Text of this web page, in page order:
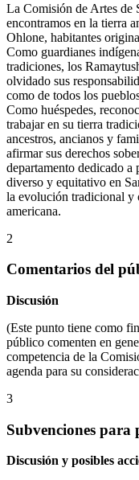
La Comisión de Artes de
encontramos en la tierra
Ohlone, habitantes
Como guardianes
tradiciones, los
olvidado sus
como de todos los
Como huéspedes,
trabajar en su tierra
ancestros, ancianos y
afirmar sus derechos
departamento dedicado
diverso y equitativo en
la evolución tradicional y
americana.
2
Comentarios del
Discusión
(Este punto tiene como
público comenten en
competencia de la
agenda para su
3
Subvenciones para
Discusión y posibles